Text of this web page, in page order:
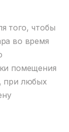
того, чтобы
во время
помещения
при любых